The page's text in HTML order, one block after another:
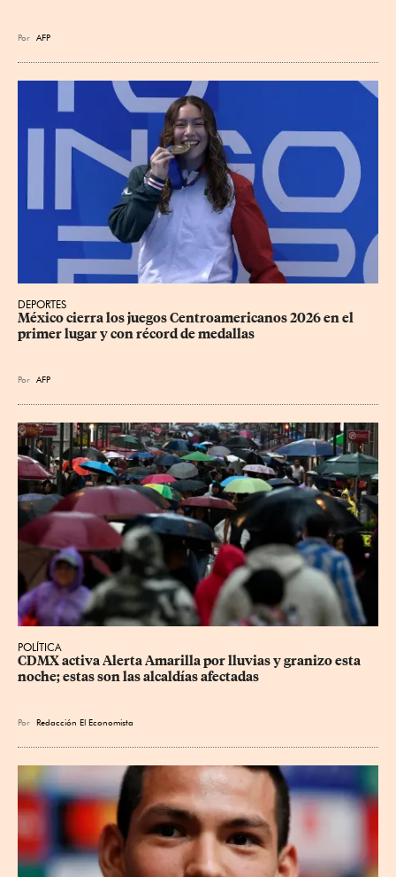
Por AFP
DEPORTES
México cierra los juegos Centroamericanos 2026 en el
primer lugar y con récord de medallas
Por AFP
POLÍTICA
CDMX activa Alerta Amarilla por lluvias y granizo esta
noche; estas son las alcaldías afectadas
Por Redacción El Economista